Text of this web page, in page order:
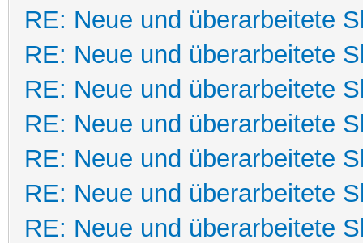
RE: Neue und überarbeitete
RE: Neue und überarbeitete
RE: Neue und überarbeitete
RE: Neue und überarbeitete
RE: Neue und überarbeitete
RE: Neue und überarbeitete
RE: Neue und überarbeitete